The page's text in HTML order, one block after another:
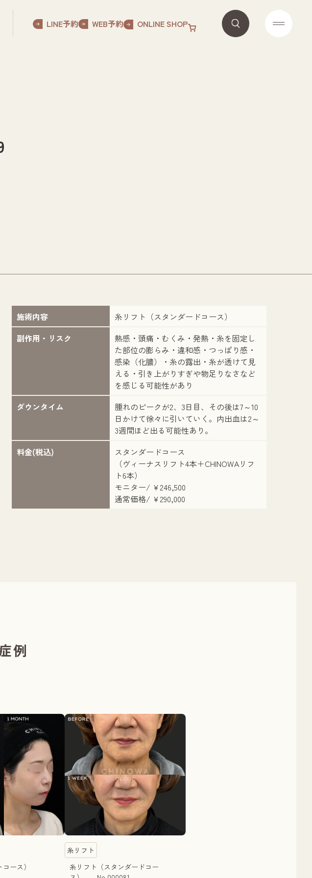
LINE予約 WEB予約 ONLINE SHOP
施術内容
糸リフト（スタンダードコース）
副作用・リスク
熱感・頭痛・むくみ・発熱・糸を固定し
た部位の膨らみ・違和感・つっぱり感・
感染（化膿）・糸の露出・糸が透けて見
える・引き上がりすぎや物足りなさなど
を感じる可能性があり
ダウンタイム
腫れのピークが2、3日目、その後は7～10
日かけて徐々に引いていく。内出血は2～
3週間ほど出る可能性あり。
料金(税込)
スタンダードコース
（ヴィーナスリフト4本＋CHINOWAリフ
ト6本）
モニター/ ¥246,500
通常価格/ ¥290,000
例
コース）
糸リフト
糸リフト（スタンダードコー